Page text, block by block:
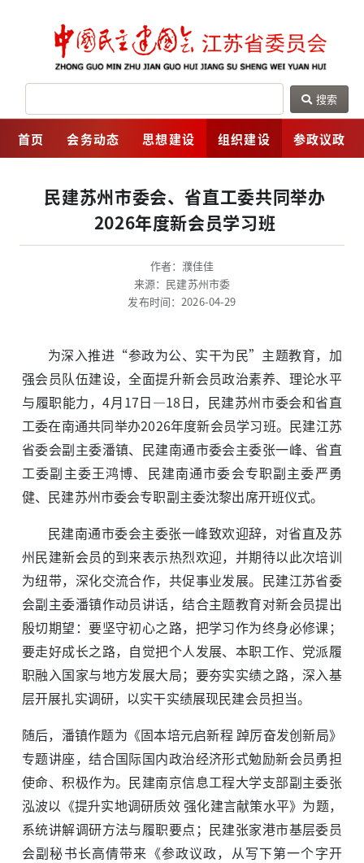
网
搜索
首页 会务动态 思想建设 组织建设 参政议政
民建苏州市委会、省直工委共同举办
2026年度新会员学习班
作者：濮佳佳
来源：民建苏州市委
发布时间：2026-04-29
为深入推进“参政为公、实干为民”主题教育，加
强会员队伍建设，全面提升新会员政治素养、理论水平
与履职能力，4月17日—18日，民建苏州市委会和省直
工委在南通共同举办2026年度新会员学习班。民建江苏
省委会副主委潘镇、民建南通市委会主委张一峰、省直
工委副主委王鸿博、民建南通市委会专职副主委严勇
健、民建苏州市委会专职副主委沈黎出席开班仪式。
民建南通市委会主委张一峰致欢迎辞，对省直及苏
州民建新会员的到来表示热烈欢迎，并期待以此次培训
为纽带，深化交流合作，共促事业发展。民建江苏省委
会副主委潘镇作动员讲话，结合主题教育对新会员提出
殷切期望：要坚守初心之路，把学习作为终身必修课；
要走好成长之路，自觉把个人发展、本职工作、党派履
职融入国家与地方发展大局；要夯实实绩之路，深入基
层开展扎实调研，以实干实绩展现民建会员担当。
随后，潘镇作题为《固本培元启新程 踔厉奋发创新局》
专题讲座，结合国际国内政治经济形式勉励新会员勇担
使命、积极作为。民建南京信息工程大学支部副主委张
泓波以《提升实地调研质效 强化建言献策水平》为题，
系统讲解调研方法与履职要点；民建张家港市基层委员
会副秘书长高倩带来《参政议政，从写下第一个字开